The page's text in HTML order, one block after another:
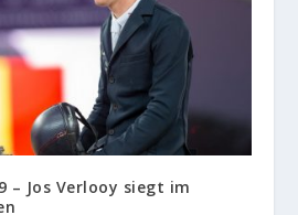
– Jos Verlooy siegt im